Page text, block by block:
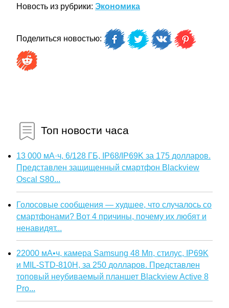
Новость из рубрики: Экономика
Поделиться новостью:
Топ новости часа
13 000 мА·ч, 6/128 ГБ, IP68/IP69K за 175 долларов.
Представлен защищенный смартфон Blackview
Oscal S80...
Голосовые сообщения — худшее, что случалось со
смартфонами? Вот 4 причины, почему их любят и
ненавидят...
22000 мА•ч, камера Samsung 48 Мп, стилус, IP69K
и MIL-STD-810H, за 250 долларов. Представлен
топовый неубиваемый планшет Blackview Active 8
Pro...